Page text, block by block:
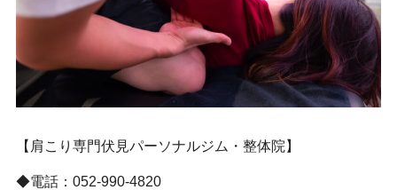
【肩こり専門伏見パーソナルジム・整体院】
◆電話：052-990-4820